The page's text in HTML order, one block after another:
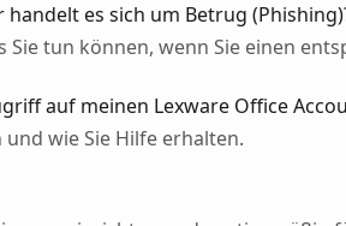
es sich um Betrug
Sie tun können, wenn Sie einen
auf meinen Lexware Office
wie Sie Hilfe erhalten.